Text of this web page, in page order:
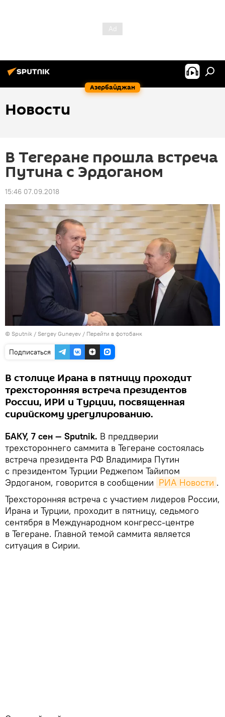
Азербайджан
Новости
В Тегеране прошла встреча
Путина с Эрдоганом
15:46 07.09.2018
© Sputnik / Sergey Guneyev / Перейти в фотобанк
Подписаться
В столице Ирана в пятницу проходит
трехсторонняя встреча президентов
России, ИРИ и Турции, посвященная
сирийскому урегулированию.
БАКУ, 7 сен — Sputnik. В преддверии
трехстороннего саммита в Тегеране состоялась
встреча президента РФ Владимира Путин
с президентом Турции Реджепом Тайипом
Эрдоганом, говорится в сообщении РИА Новости .
Трехсторонняя встреча с участием лидеров России,
Ирана и Турции, проходит в пятницу, седьмого
сентября в Международном конгресс-центре
в Тегеране. Главной темой саммита является
ситуация в Сирии.